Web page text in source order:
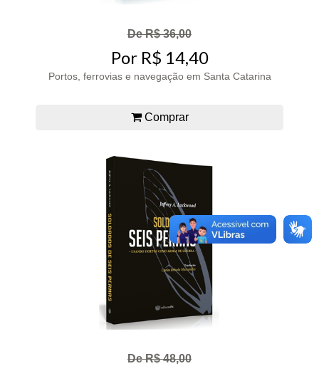
De R$ 36,00
Por R$ 14,40
Portos, ferrovias e navegação em Santa Catarina
Comprar
De R$ 48,00